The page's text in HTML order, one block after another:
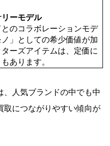
ーモデル
のコラボレーションモデ
」としての希少価値が加
ーズアイテムは、定価に
あります。
、人気ブランドの中でも中
取につながりやすい傾向が